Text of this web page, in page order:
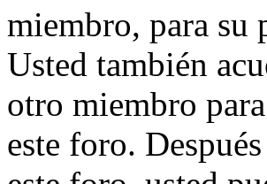
miembro, para su
Usted también
otro miembro
este foro.